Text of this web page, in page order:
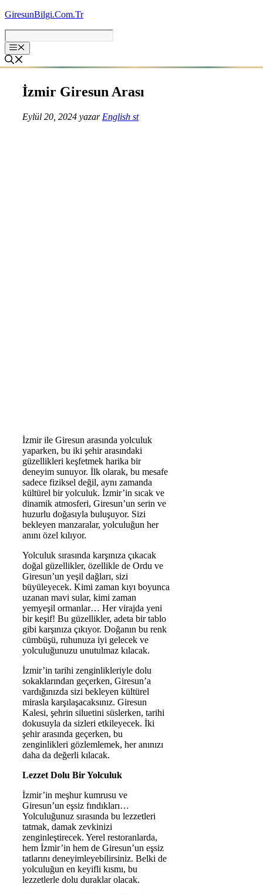
İçeriğe
GiresunBilgi.Com.Tr
İzmir Giresun Arası
Eylül 20, 2024 yazar English st
İzmir ile Giresun arasında yolculuk
yaparken, bu iki şehir arasındaki
güzellikleri keşfetmek harika bir
deneyim sunuyor. İlk olarak, bu mesafe
sadece fiziksel değil, aynı zamanda
kültürel bir yolculuk. İzmir’in sıcak ve
dinamik atmosferi, Giresun’un serin ve
huzurlu doğasıyla buluşuyor. Sizi
bekleyen manzaralar, yolculuğun her
anını özel kılıyor.
Yolculuk sırasında karşınıza çıkacak
doğal güzellikler, özellikle de Ordu ve
Giresun’un yeşil dağları, sizi
büyüleyecek. Kimi zaman kıyı boyunca
uzanan mavi sular, kimi zaman
yemyeşil ormanlar… Her virajda yeni
bir keşif! Bu güzellikler, adeta bir tablo
gibi karşınıza çıkıyor. Doğanın bu renk
cümbüşü, ruhunuza iyi gelecek ve
yolculuğunuzu unutulmaz kılacak.
İzmir’in tarihi zenginlikleriyle dolu
sokaklarından geçerken, Giresun’a
vardığınızda sizi bekleyen kültürel
mirasla karşılaşacaksınız. Giresun
Kalesi, şehrin siluetini süslerken, tarihi
dokusuyla da sizleri etkileyecek. İki
şehir arasında geçerken, bu
zenginlikleri gözlemlemek, her anınızı
daha da değerli kılacak.
Lezzet Dolu Bir Yolculuk
İzmir’in meşhur kumrusu ve
Giresun’un eşsiz fındıkları…
Yolculuğunuz sırasında bu lezzetleri
tatmak, damak zevkinizi
zenginleştirecek. Yerel restoranlarda,
hem İzmir’in hem de Giresun’un eşsiz
tatlarını deneyimleyebilirsiniz. Belki de
yolculuğun en keyifli kısmı, bu
lezzetlerle dolu duraklar olacak.